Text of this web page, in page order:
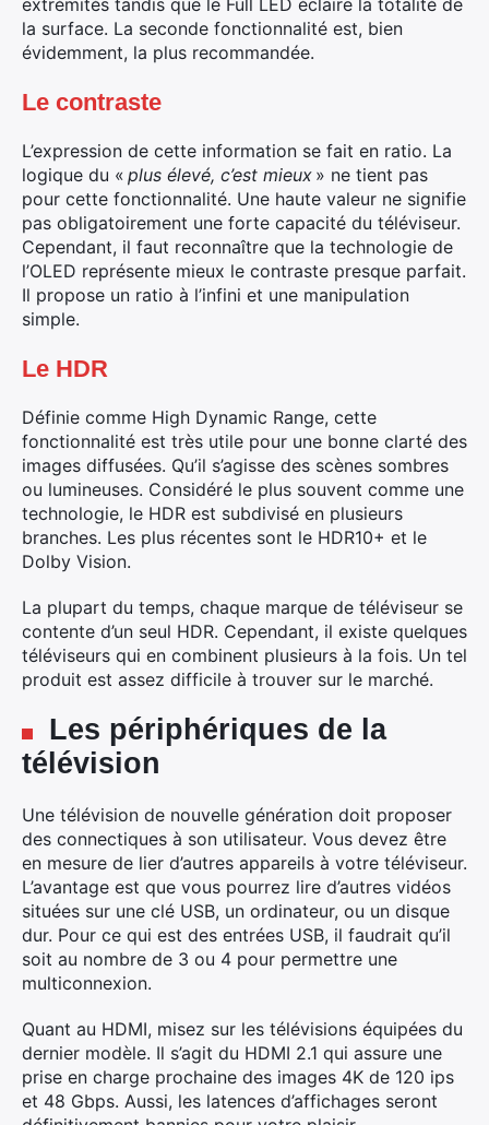
extrémités tandis que le Full LED éclaire la totalité de
la surface. La seconde fonctionnalité est, bien
évidemment, la plus recommandée.
Le contraste
L’expression de cette information se fait en ratio. La
logique du « plus élevé, c’est mieux » ne tient pas
pour cette fonctionnalité. Une haute valeur ne signifie
pas obligatoirement une forte capacité du téléviseur.
Cependant, il faut reconnaître que la technologie de
l’OLED représente mieux le contraste presque parfait.
Il propose un ratio à l’infini et une manipulation
simple.
Le HDR
Définie comme High Dynamic Range, cette
fonctionnalité est très utile pour une bonne clarté des
images diffusées. Qu’il s’agisse des scènes sombres
ou lumineuses. Considéré le plus souvent comme une
technologie, le HDR est subdivisé en plusieurs
branches. Les plus récentes sont le HDR10+ et le
Dolby Vision.
La plupart du temps, chaque marque de téléviseur se
contente d’un seul HDR. Cependant, il existe quelques
téléviseurs qui en combinent plusieurs à la fois. Un tel
produit est assez difficile à trouver sur le marché.
Les périphériques de la
télévision
Une télévision de nouvelle génération doit proposer
des connectiques à son utilisateur. Vous devez être
en mesure de lier d’autres appareils à votre téléviseur.
L’avantage est que vous pourrez lire d’autres vidéos
situées sur une clé USB, un ordinateur, ou un disque
dur. Pour ce qui est des entrées USB, il faudrait qu’il
soit au nombre de 3 ou 4 pour permettre une
multiconnexion.
Quant au HDMI, misez sur les télévisions équipées du
dernier modèle. Il s’agit du HDMI 2.1 qui assure une
prise en charge prochaine des images 4K de 120 ips
et 48 Gbps. Aussi, les latences d’affichages seront